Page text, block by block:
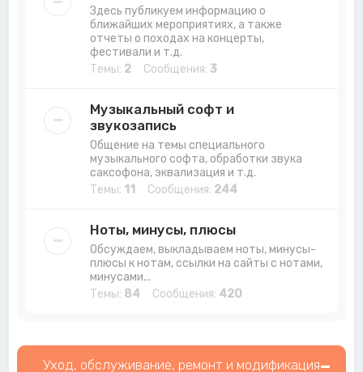
Здесь публикуем информацию о
ближайших мероприятиях, а также
отчеты о походах на концерты,
фестивали и т.д.
Темы: 2 Сообщения: 3
Музыкальный софт и
звукозапись
Общение на темы специального
музыкального софта, обработки звука
саксофона, эквализация и т.д.
Темы: 11 Сообщения: 244
Ноты, минусы, плюсы
Обсуждаем, выкладываем ноты, минусы-
плюсы к нотам, ссылки на сайты с нотами,
минусами...
Темы: 84 Сообщения: 420
Уход, обслуживание, ремонт и модификация